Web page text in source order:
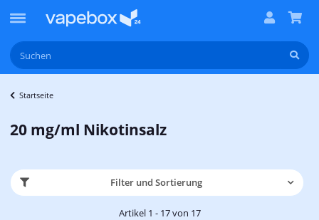
Startseite
20 mg/ml Nikotinsalz
Filter und Sortierung
Artikel 1 - 17 von 17